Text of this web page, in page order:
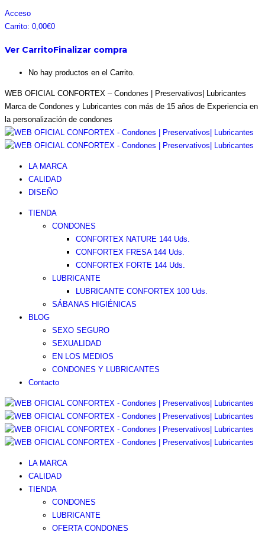
Acceso
Carrito: 0,00€0
Ver CarritoFinalizar compra
No hay productos en el Carrito.
WEB OFICIAL CONFORTEX – Condones | Preservativos| Lubricantes
Marca de Condones y Lubricantes con más de 15 años de Experiencia en
la personalización de condones
LA MARCA
CALIDAD
DISEÑO
TIENDA
CONDONES
CONFORTEX NATURE 144 Uds.
CONFORTEX FRESA 144 Uds.
CONFORTEX FORTE 144 Uds.
LUBRICANTE
LUBRICANTE CONFORTEX 100 Uds.
SÁBANAS HIGIÉNICAS
BLOG
SEXO SEGURO
SEXUALIDAD
EN LOS MEDIOS
CONDONES Y LUBRICANTES
Contacto
LA MARCA
CALIDAD
TIENDA
CONDONES
LUBRICANTE
OFERTA CONDONES